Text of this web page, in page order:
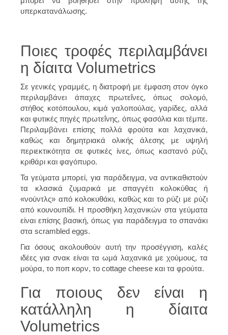
υπερκατανάλωσης.
Ποιες τροφές περιλαμβάνει
η δίαιτα Volumetrics
Σε γενικές γραμμές, η διατροφή με έμφαση στον όγκο
περιλαμβάνει άπαχες πρωτεΐνες, όπως σολομό,
στήθος κοτόπουλου, κιμά γαλοπούλας, γαρίδες, αλλά
και φυτικές πηγές πρωτεΐνης, όπως φασόλια και τέμπε.
Περιλαμβάνει επίσης πολλά φρούτα και λαχανικά,
καθώς και δημητριακά ολικής άλεσης με υψηλή
περιεκτικότητα σε φυτικές ίνες, όπως καστανό ρύζι,
κριθάρι και φαγόπυρο.
Τα γεύματα μπορεί, για παράδειγμα, να αντικαθιστούν
τα κλασικά ζυμαρικά με σπαγγέτι κολοκύθας ή
«νούντλς» από κολοκυθάκι, καθώς και το ρύζι με ρύζι
από κουνουπίδι. Η προσθήκη λαχανικών στα γεύματα
είναι επίσης βασική, όπως για παράδειγμα το σπανάκι
στα scrambled eggs.
Για όσους ακολουθούν αυτή την προσέγγιση, καλές
ιδέες για σνακ είναι τα ωμά λαχανικά με χούμους, τα
μούρα, το ποπ κορν, το cottage cheese και τα φρούτα.
Για ποιους δεν είναι η
κατάλληλη η δίαιτα
Volumetrics